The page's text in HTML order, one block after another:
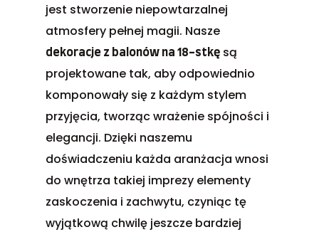
jest stworzenie niepowtarzalnej
atmosfery pełnej magii. Nasze
dekoracje z balonów na 18-stkę są
projektowane tak, aby odpowiednio
komponowały się z każdym stylem
przyjęcia, tworząc wrażenie spójności i
elegancji. Dzięki naszemu
doświadczeniu każda aranżacja wnosi
do wnętrza takiej imprezy elementy
zaskoczenia i zachwytu, czyniąc tę
wyjątkową chwilę jeszcze bardziej